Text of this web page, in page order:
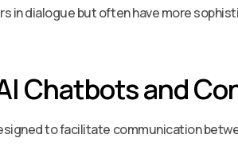
in dialogue but often have more
Chatbots and
to facilitate communication